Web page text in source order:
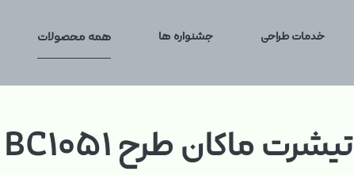
خدمات طراحی جشنواره ها همه محصولات
تیشرت ماکان طرح BC۱۰۵۱